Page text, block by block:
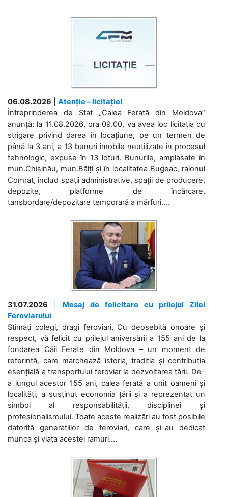
06.08.2026
Atenție – licitație!
Întreprinderea de Stat „Calea Ferată din Moldova”
anunță: la 11.08.2026, ora 09.00, va avea loc licitaţia cu
strigare privind darea în locațiune, pe un termen de
până la 3 ani, a 13 bunuri imobile neutilizate în procesul
tehnologic, expuse în 13 loturi. Bunurile, amplasate în
mun.Chișinău, mun.Bălți și în localitatea Bugeac, raionul
Comrat, includ spații administrative, spații de producere,
depozite, platforme de încărcare,
tansbordare/depozitare temporară a mărfuri....
31.07.2026
Mesaj de felicitare cu prilejul Zilei
Feroviarului
Stimați colegi, dragi feroviari, Cu deosebită onoare și
respect, vă felicit cu prilejul aniversării a 155 ani de la
fondarea Căii Ferate din Moldova – un moment de
referință, care marchează istoria, tradiția și contribuția
esențială a transportului feroviar la dezvoltarea țării. De-
a lungul acestor 155 ani, calea ferată a unit oameni și
localități, a susținut economia țării și a reprezentat un
simbol al responsabilității, disciplinei și
profesionalismului. Toate aceste realizări au fost posibile
datorită generațiilor de feroviari, care și-au dedicat
munca și viața acestei ramuri....